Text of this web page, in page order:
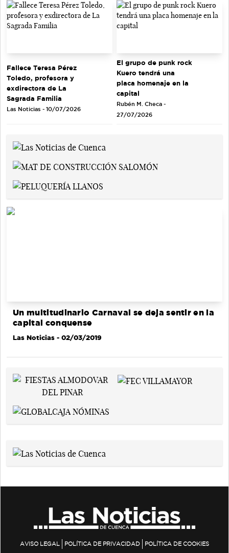
Fallece Teresa Pérez
Toledo, profesora y
exdirectora de La
Sagrada Familia
Las Noticias - 10/07/2026
El grupo de punk rock
Kuero tendrá una
placa homenaje en la
capital
Rubén M. Checa -
27/07/2026
Un multitudinario Carnaval se deja sentir en la
capital conquense
Las Noticias - 02/03/2019
AVISO LEGAL POLÍTICA DE PRIVACIDAD POLÍTICA DE COOKIES